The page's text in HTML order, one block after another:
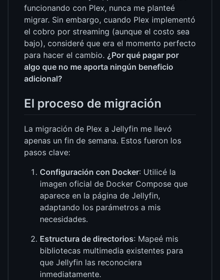
funcionando con Plex, nunca me planteé
migrar. Sin embargo, cuando Plex implementó
el cobro por streaming (aunque el costo sea
bajo), consideré que era el momento perfecto
para hacer el cambio. ¿Por qué pagar por
algo que no me aporta ningún beneficio
adicional?
El proceso de migración
La migración de Plex a Jellyfin me llevó
apenas un fin de semana. Estos fueron los
pasos clave:
Configuración con Docker: Utilicé la
imagen oficial de Docker Compose que
aparece en la página de Jellyfin,
adaptando los parámetros a mis
necesidades.
Estructura de directorios: Mapeé mis
bibliotecas multimedia existentes para
que Jellyfin las reconociera
inmediatamente.